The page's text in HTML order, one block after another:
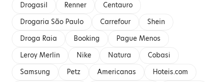
Drogasil
Renner
Centauro
Drogaria São Paulo
Carrefour
Shein
Droga Raia
Booking
Pague Menos
Leroy Merlin
Nike Natura
Cobasi
Samsung
Petz Americanas
Hoteis.com